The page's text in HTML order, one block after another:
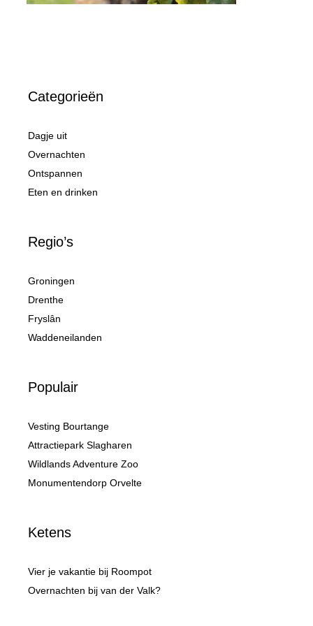
Categorieën
Dagje uit
Overnachten
Ontspannen
Eten en drinken
Regio’s
Groningen
Drenthe
Fryslân
Waddeneilanden
Populair
Vesting Bourtange
Attractiepark Slagharen
Wildlands Adventure Zoo
Monumentendorp Orvelte
Ketens
Vier je vakantie bij Roompot
Overnachten bij van der Valk?